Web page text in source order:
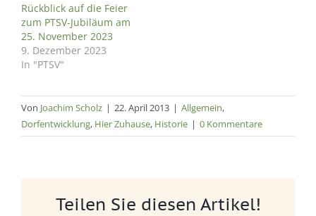
Rückblick auf die Feier
zum PTSV-Jubiläum am
25. November 2023
9. Dezember 2023
In "PTSV"
Von Joachim Scholz | 22. April 2013 | Allgemein,
Dorfentwicklung, Hier Zuhause, Historie | 0 Kommentare
Teilen Sie diesen Artikel!